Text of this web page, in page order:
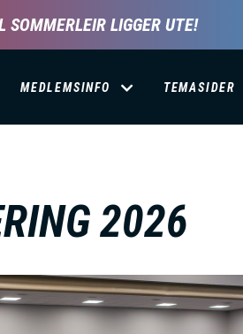
SOMMERLEIR LIGGER UTE!
MEDLEMSINFO TEMASIDER
2026